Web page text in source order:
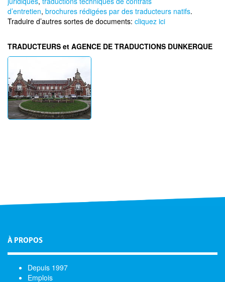
d’entretien, brochures rédigées par des traducteurs natifs.
Traduire d’autres sortes de documents: cliquez ici
TRADUCTEURS et AGENCE DE TRADUCTIONS DUNKERQUE
À PROPOS
Depuis 1997
Emplois